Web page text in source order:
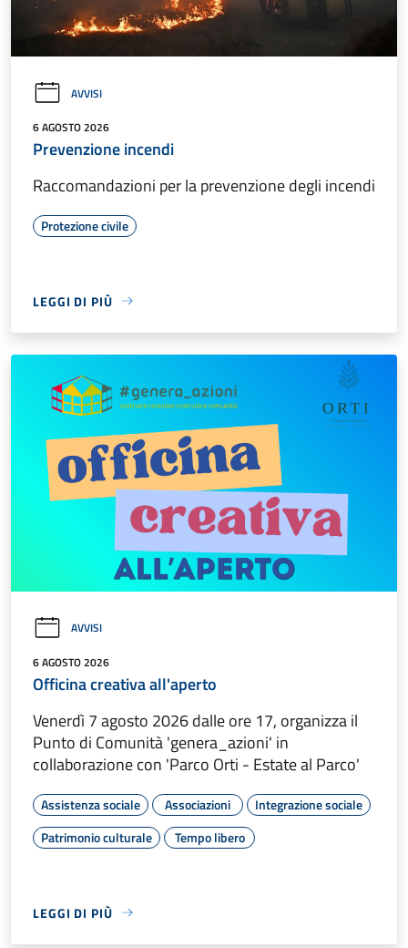
AVVISI
6 AGOSTO 2026
Prevenzione incendi
Raccomandazioni per la prevenzione degli incendi
Protezione civile
LEGGI DI PIÙ
AVVISI
6 AGOSTO 2026
Officina creativa all'aperto
Venerdì 7 agosto 2026 dalle ore 17, organizza il
Punto di Comunità 'genera_azioni' in
collaborazione con 'Parco Orti - Estate al Parco'
Assistenza sociale Associazioni
Integrazione sociale
Patrimonio culturale
Tempo libero
LEGGI DI PIÙ